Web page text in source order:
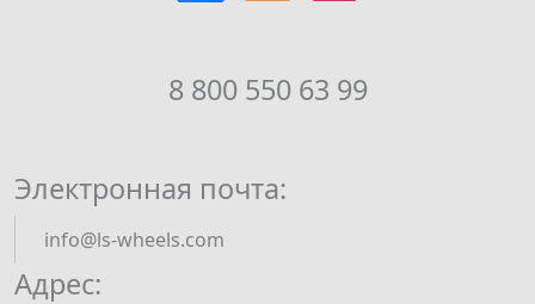
Адрес:
8 800 550 63 99
Электронная почта:
info@ls-wheels.com